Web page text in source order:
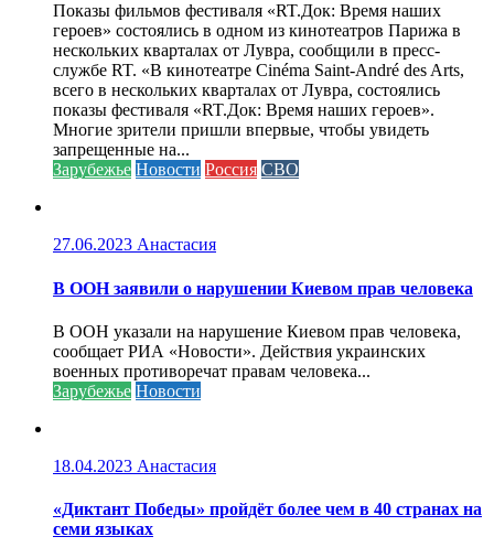
Показы фильмов фестиваля «RT.Док: Время наших
героев» состоялись в одном из кинотеатров Парижа в
нескольких кварталах от Лувра, сообщили в пресс-
службе RT. «В кинотеатре Cinéma Saint-André des Arts,
всего в нескольких кварталах от Лувра, состоялись
показы фестиваля «RT.Док: Время наших героев».
Многие зрители пришли впервые, чтобы увидеть
запрещенные на...
Зарубежье Новости Россия СВО
27.06.2023 Анастасия
В ООН заявили о нарушении Киевом прав человека
В ООН указали на нарушение Киевом прав человека,
сообщает РИА «Новости». Действия украинских
военных противоречат правам человека...
Зарубежье Новости
18.04.2023 Анастасия
«Диктант Победы» пройдёт более чем в 40 странах на
семи языках